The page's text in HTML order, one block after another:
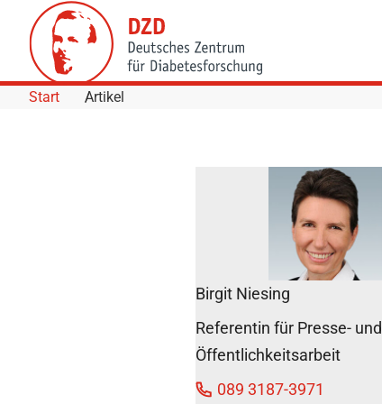
Skip to Content
Start Artikel
Biomarker für
Kreislauf-
Erkrankungen
Diabetes
DZD News
21. April 2022
Birgit Niesing
Referentin für Presse- und
Öffentlichkeitsarbeit
089 3187-3971